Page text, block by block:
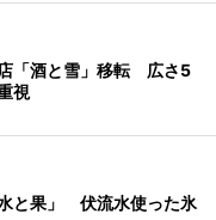
「酒と雪」移転 広さ5
視
と果」 伏流水使った氷